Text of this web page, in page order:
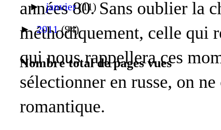
années 80. Sans oublier la
méthodiquement, celle qui
qui nous rappellera ces
sélectionner en russe, on
romantique.
►janvier (11)
►2011 (94)
Nombre total de pages vues